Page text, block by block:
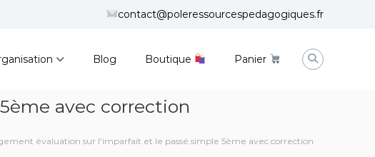
contact@poleressourcespedagogiques.fr
Blog Boutique Panier
avec correction
évaluation sur l’imparfait et le passé simple 5ème avec correction